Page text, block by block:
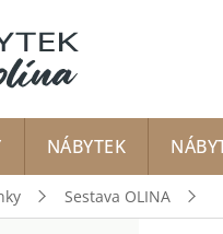
NÁBYTEK
Sestava OLINA